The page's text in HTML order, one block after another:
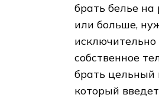
брать белье
или больше,
собственное
брать цельный
который